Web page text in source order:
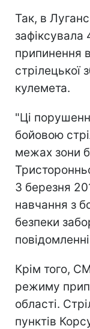
Так, в
припинення
стрілецької
кулемета.
"Ці
бойовою
межах зони
3 березня
навчання з
безпеки
Крім того,
режиму
області.
пунктів